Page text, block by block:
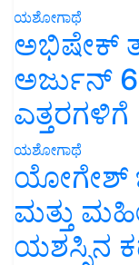
ಯಶೋಗಾಥೆ
ಅಭಿಷೇಕ್
ಅರ್ಜುನ್
ಎತ್ತರಗಳಿಗೆ
ಯಶೋಗಾಥೆ
ಯೋಗೇಶ್
ಮತ್ತು
ಯಶಸ್ಸಿನ